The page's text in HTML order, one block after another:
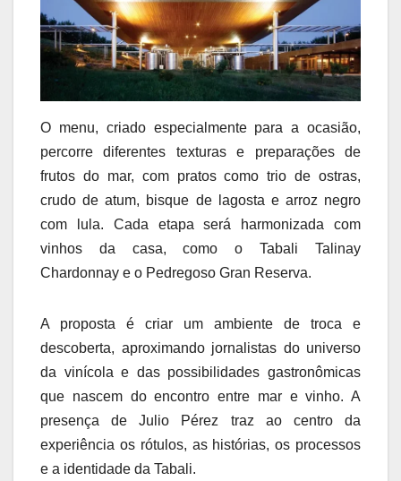
O menu, criado especialmente para a ocasião,
percorre diferentes texturas e preparações de
frutos do mar, com pratos como trio de ostras,
crudo de atum, bisque de lagosta e arroz negro
com lula. Cada etapa será harmonizada com
vinhos da casa, como o Tabali Talinay
Chardonnay e o Pedregoso Gran Reserva.
A proposta é criar um ambiente de troca e
descoberta, aproximando jornalistas do universo
da vinícola e das possibilidades gastronômicas
que nascem do encontro entre mar e vinho. A
presença de Julio Pérez traz ao centro da
experiência os rótulos, as histórias, os processos
e a identidade da Tabali.